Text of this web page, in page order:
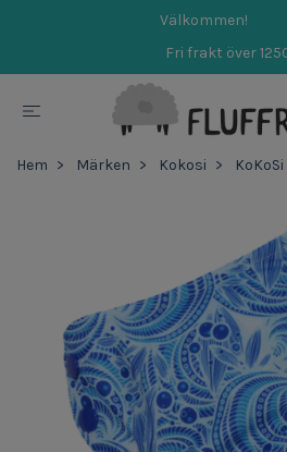
Välkommen!
Fri frakt över
Hem Märken Kokosi